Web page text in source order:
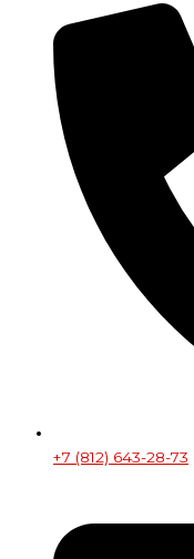
+7 (812) 643-28-73